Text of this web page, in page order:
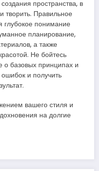
пространства, в
творить. Правильное
глубокое понимание
планирование,
а также
Не бойтесь
о базовых принципах и
и получить
вашего стиля и
на долгие